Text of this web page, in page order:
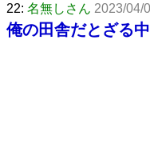
22: 名無しさん 2023/04/
俺の田舎だとざる